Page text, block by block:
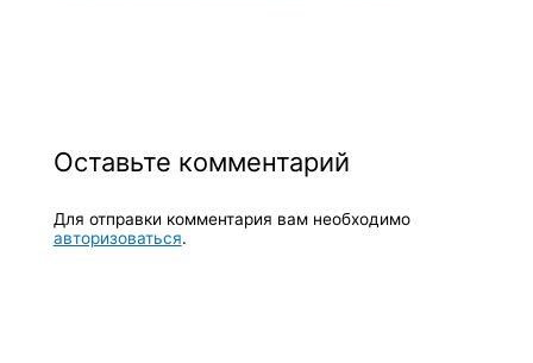
Оставьте комментарий
Для отправки комментария вам необходимо
авторизоваться.